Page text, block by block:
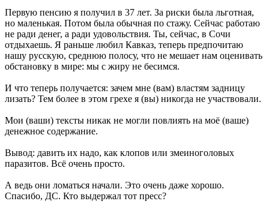
Первую пенсию я получил в 37 лет. За риски была льготная,
но маленькая. Потом была обычная по стажу. Сейчас работаю
не ради денег, а ради удовольствия. Ты, сейчас, в Сочи
отдыхаешь. Я раньше любил Кавказ, теперь предпочитаю
нашу русскую, среднюю полосу, что не мешает нам оценивать
обстановку в мире: мы с жиру не бесимся.
И что теперь получается: зачем мне (вам) властям задницу
лизать? Тем более в этом грехе я (вы) никогда не участвовали.
Мои (ваши) тексты никак не могли повлиять на моё (ваше)
денежное содержание.
Вывод: давить их надо, как клопов или змеиноголовых
паразитов. Всё очень просто.
А ведь они ломаться начали. Это очень даже хорошо.
Спасибо, ДС. Кто выдержал тот пресс?